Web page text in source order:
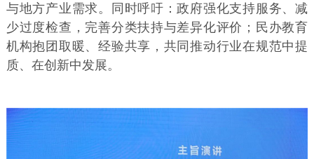
与地方产业需求。同时呼吁：政府强化支持服务、减
少过度检查，完善分类扶持与差异化评价；民办教育
机构抱团取暖、经验共享，共同推动行业在规范中提
质、在创新中发展。